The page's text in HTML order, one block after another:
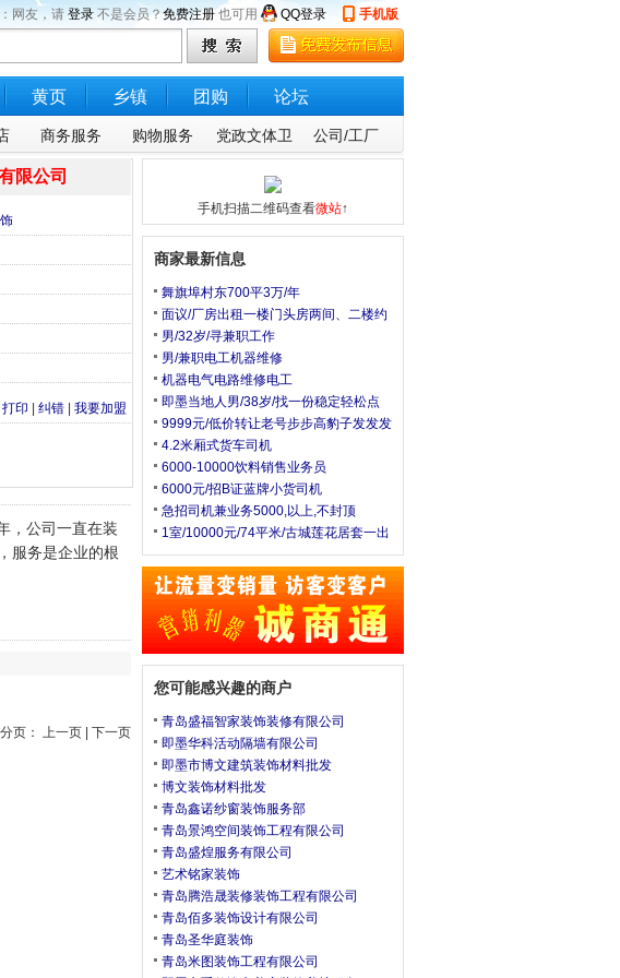
网友，请 登录 不是会员？免费注册 也可用 QQ登录 手机版
黄页 乡镇 团购 论坛
商务服务 购物服务 党政文体卫 公司/工厂
限公司
打印 纠错 我要加盟
，公司一直在装
服务是企业的根
分页： 上一页 | 下一页
手机扫描二维码查看微站↑
商家最新信息
舞旗埠村东700平3万/年
面议/厂房出租一楼门头房两间、二楼约
男/32岁/寻兼职工作
男/兼职电工机器维修
机器电气电路维修电工
即墨当地人男/38岁/找一份稳定轻松点
9999元/低价转让老号步步高豹子发发发
4.2米厢式货车司机
6000-10000饮料销售业务员
6000元/招B证蓝牌小货司机
急招司机兼业务5000,以上,不封顶
1室/10000元/74平米/古城莲花居套一出
您可能感兴趣的商户
青岛盛福智家装饰装修有限公司
即墨华科活动隔墙有限公司
即墨市博文建筑装饰材料批发
博文装饰材料批发
青岛鑫诺纱窗装饰服务部
青岛景鸿空间装饰工程有限公司
青岛盛煌服务有限公司
艺术铭家装饰
青岛腾浩晟装修装饰工程有限公司
青岛佰多装饰设计有限公司
青岛圣华庭装饰
青岛米图装饰工程有限公司